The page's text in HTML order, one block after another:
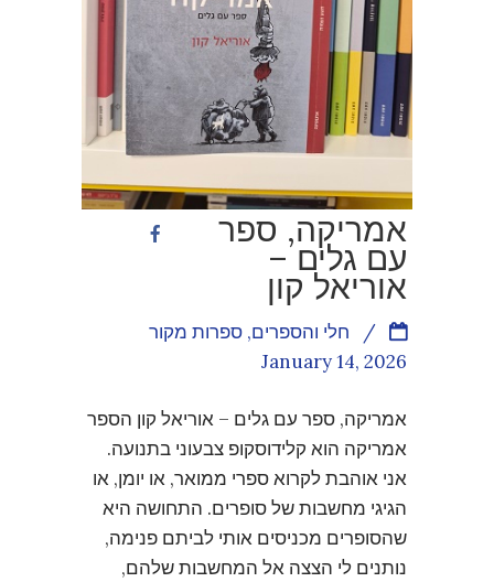
אמריקה, ספר
עם גלים –
אוריאל קון
חלי והספרים, ספרות מקור
/
January 14, 2026
אמריקה, ספר עם גלים – אוריאל קון הספר
אמריקה הוא קלידוסקופ צבעוני בתנועה.
אני אוהבת לקרוא ספרי ממואר, או יומן, או
הגיגי מחשבות של סופרים. התחושה היא
שהסופרים מכניסים אותי לביתם פנימה,
נותנים לי הצצה אל המחשבות שלהם,